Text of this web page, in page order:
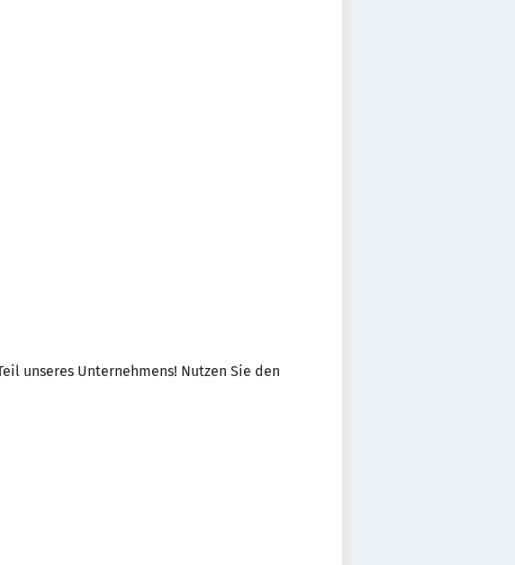
unseres Unternehmens! Nutzen Sie den